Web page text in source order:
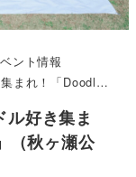
ント情報
瀬公園 三ツ池グラウンド）3/9
ル好き集ま
（秋ヶ瀬公